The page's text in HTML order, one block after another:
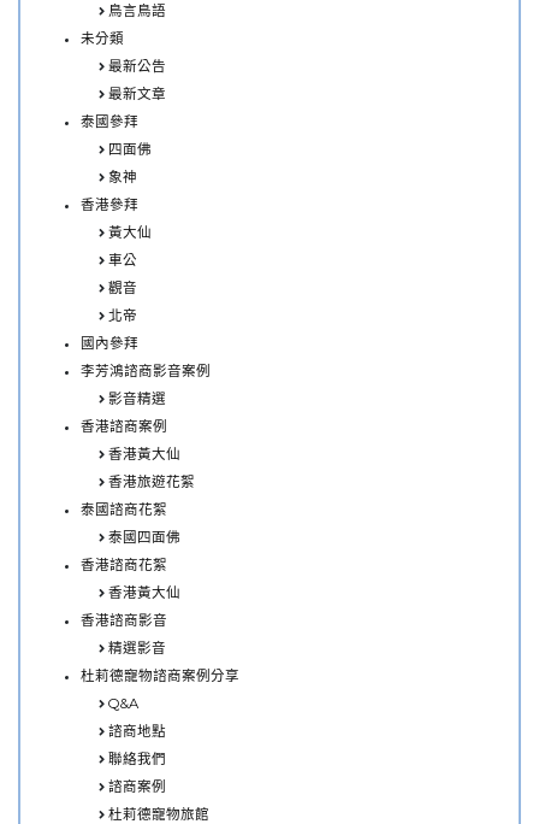
鳥言鳥語
未分類
最新公告
最新文章
泰國參拜
四面佛
象神
香港參拜
黃大仙
車公
觀音
北帝
國內參拜
李芳鴻諮商影音案例
影音精選
香港諮商案例
香港黃大仙
香港旅遊花絮
泰國諮商花絮
泰國四面佛
香港諮商花絮
香港黃大仙
香港諮商影音
精選影音
杜莉德寵物諮商案例分享
Q&A
諮商地點
聯絡我們
諮商案例
杜莉德寵物旅館